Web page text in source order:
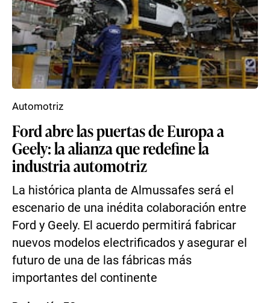
Ford abre las puertas de Europa a
Geely: la alianza que redefine la
industria automotriz
La histórica planta de Almussafes será el
escenario de una inédita colaboración entre
Ford y Geely. El acuerdo permitirá fabricar
nuevos modelos electrificados y asegurar el
futuro de una de las fábricas más
importantes del continente
Automotriz